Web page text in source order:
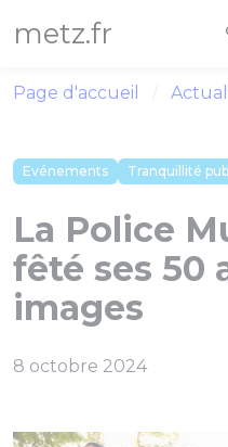
metz.fr
Page d'accueil
Evénements Tranquillité
La Police
fêté ses 50
images
8 octobre 2024